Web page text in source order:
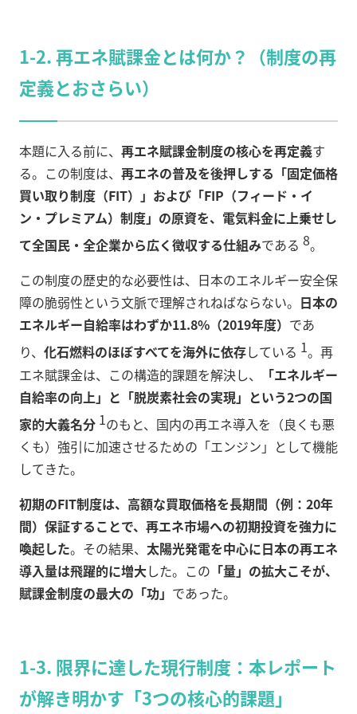
1-2. 再エネ賦課金とは何か？（制度の再
定義とおさらい）
本題に入る前に、 再エネ賦課金制度の核心を再定義す
る。この制度は、 再エネの普及を後押しする「固定価格
買い取り制度（FIT）」および「FIP（フィード・イ
ン・プレミアム）制度」の原資を、電気料金に上乗せし
て全国民・全企業から広く徴収する仕組みである 8。
この制度の歴史的な必要性は、日本のエネルギー安全保
障の脆弱性という文脈で理解されねばならない。 日本の
エネルギー自給率はわずか11.8%（2019年度） であ
り、 化石燃料のほぼすべてを海外に依存している 1。再
エネ賦課金は、この構造的課題を解決し、
「エネルギー
自給率の向上」と「脱炭素社会の実現」という2つの国
家的大義名分 1のもと、国内の再エネ導入を（良くも悪
くも）強引に加速させるための「エンジン」として機能
してきた。
初期のFIT制度は、高額な買取価格を長期間（例：20年
間）保証することで、再エネ市場への初期投資を強力に
喚起した。その結果、 太陽光発電を中心に日本の再エネ
導入量は飛躍的に増大した。この 「量」の拡大こそが、
賦課金制度の最大の「功」 であった。
1-3. 限界に達した現行制度：本レポート
が解き明かす「3つの核心的課題」